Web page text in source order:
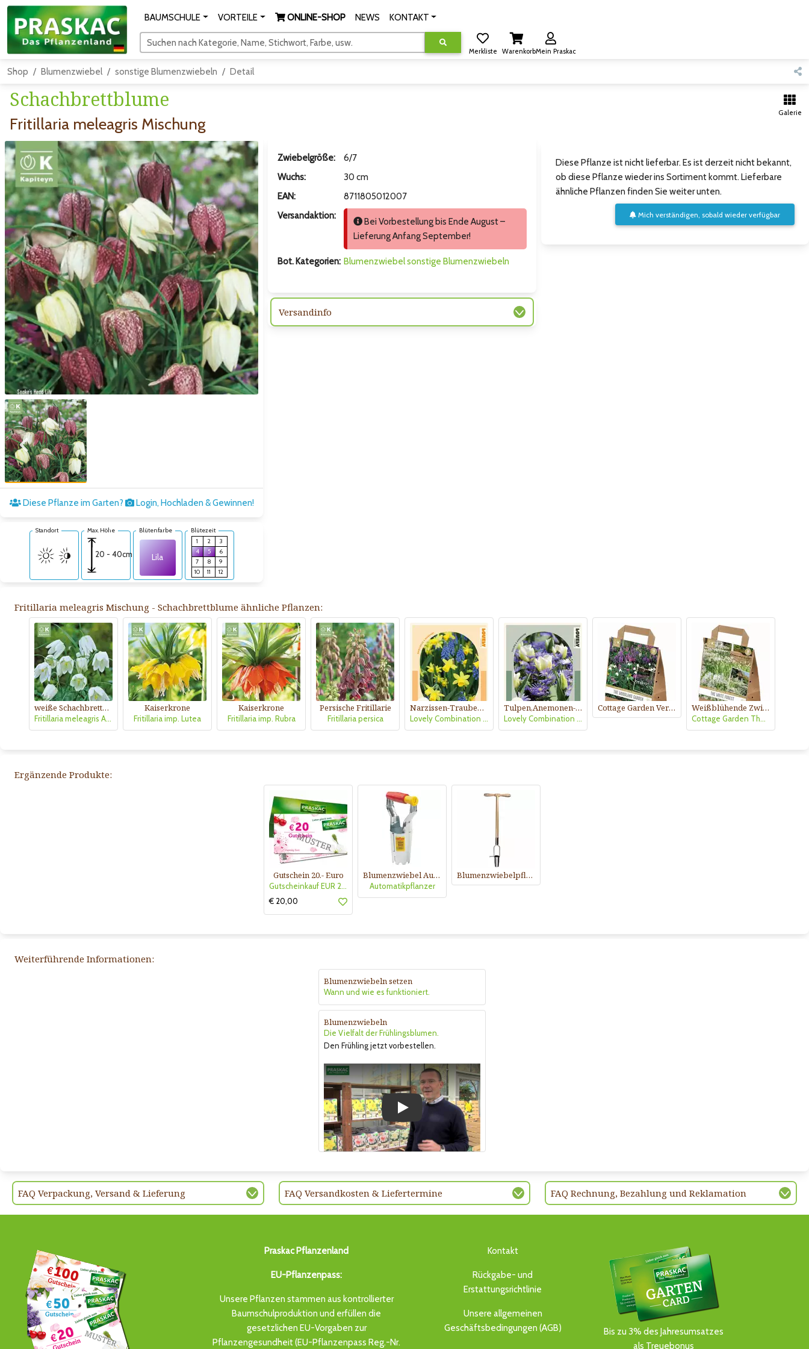
BAUMSCHULE VORTEILE ONLINE-SHOP NEWS KONTAKT
Suchen nach Kategorie, Name, Stichwort, Farbe, usw.
Merkliste WarenkorbMein Praskac
Shop Blumenzwiebel sonstige Blumenzwiebeln Detail
Schachbrettblume
Fritillaria meleagris Mischung
Galerie
Zum vorigen Bild
Diese Pflanze im Garten? Login, Hochladen & Gewinnen!
Standort Max. Höhe
20 - 40cm
Blütenfarbe
Lila
Blütezeit
1
2
3
4
5
6
7
8
9
10
11 12
Diese Pflanze ist nicht lieferbar. Es ist derzeit nicht bekannt,
ob diese Pflanze wieder ins Sortiment kommt. Lieferbare
ähnliche Pflanzen finden Sie weiter unten.
Mich verständigen, sobald wieder verfügbar
Zwiebelgröße:
6/7
Wuchs:
30 cm
EAN:
8711805012007
Versandaktion:
Bei Vorbestellung bis Ende August –
Lieferung Anfang September!
Bot. Kategorien: Blumenzwiebelsonstige Blumenzwiebeln
Versandinfo
Fritillaria meleagris Mischung - Schachbrettblume ähnliche Pflanzen:
weiße Schachbrettblume
Fritillaria meleagris Alba
Kaiserkrone
Fritillaria imp. Lutea
Kaiserkrone
Fritillaria imp. Rubra
Persische Fritillarie
Fritillaria persica
Narzissen-Traubenhyazinthenmischung
Lovely Combination Narzissen und Muscari
Tulpen,Anemonen-Mischung
Lovely Combination Tulpen,Anemonen
Cottage Garden Verwilderungs Mischung Weißblühende Zwiebelmischung
Cottage Garden The White Forest
Ergänzende Produkte:
Gutschein 20.- Euro
Gutscheinkauf EUR 20.-
€ 20,00
Blumenzwiebel Automatikpflanzer
Automatikpflanzer
Blumenzwiebelpflanzer
Weiterführende Informationen:
Blumenzwiebeln setzen
Wann und wie es funktioniert.
Blumenzwiebeln
Die Vielfalt der Frühlingsblumen.
Den Frühling jetzt vorbestellen.
Play
FAQ Verpackung, Versand & Lieferung FAQ Versandkosten & Liefertermine FAQ Rechnung, Bezahlung und Reklamation
Praskac Pflanzenland
EU-Pflanzenpass:
Unsere Pflanzen stammen aus kontrollierter
Baumschulproduktion und erfüllen die
gesetzlichen EU-Vorgaben zur
Pflanzengesundheit (EU-Pflanzenpass Reg.-Nr.
Kontakt
Rückgabe- und
Erstattungsrichtlinie
Unsere allgemeinen
Geschäftsbedingungen (AGB)
Bis zu 3% des Jahresumsatzes
als Treuebonus